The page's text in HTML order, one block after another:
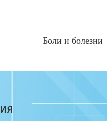
Боли и болезни